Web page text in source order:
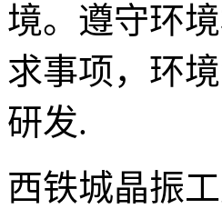
境。遵守环
求事项，环
研发.
西铁城晶振